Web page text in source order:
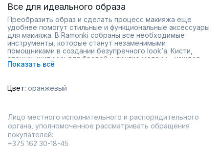
Все для идеального образа
Преобразить образ и сделать процесс макияжа еще
удобнее помогут стильные и функциональные аксессуары
для макияжа. В Ramonki собраны все необходимые
инструменты, которые станут незаменимыми
помощниками в создании безупречного look’а. Кисти,
спонжи, щипчики для бровей и другие мелочи – каждая
деталь подобрана с учетом современных трендов и
Наборы кистей для профессионального нанесения
Практичные аксессуары для ухода за кожей и
волосами.
Аксессуары для красоты – это не только практичность, но
и эстетика. Каждый инструмент выполнен из
Показать всё
Цвет: оранжевый
Лицо местного исполнительного и распорядительного
органа, уполномоченное рассматривать обращения
покупателей:
+375 162 30-18-45